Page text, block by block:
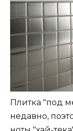
Плитка "под
недавно,